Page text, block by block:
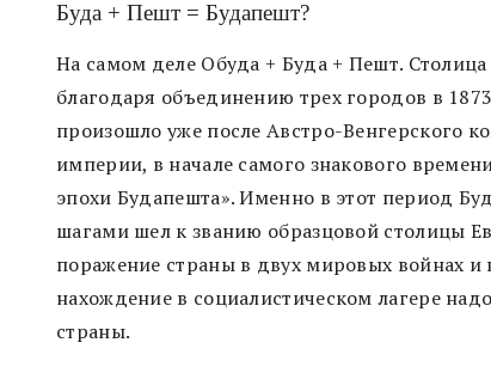
Буда + Пешт = Будапешт?
На самом деле Обуда + Буда + Пешт.
благодаря объединению трех городов в
произошло уже после Австро-Венгерского
империи, в начале самого знакового
эпохи Будапешта». Именно в этот период
шагами шел к званию образцовой столицы
поражение страны в двух мировых войнах
нахождение в социалистическом лагере
страны.